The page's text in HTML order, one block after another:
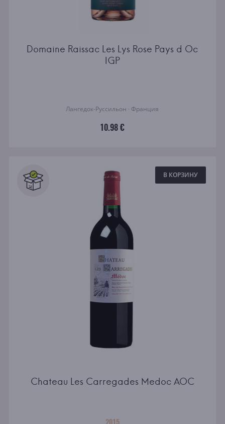
Domaine Raissac Les Lys Rose Pays d Oc
IGP
Лангедок-Руссильон · Франция
10.98 €
В КОРЗИНУ
Chateau Les Carregades Medoc AOC